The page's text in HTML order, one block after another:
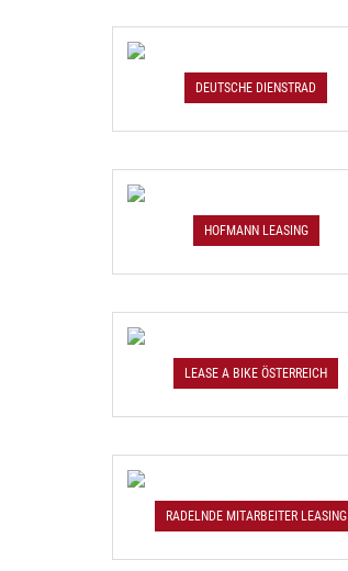
DEUTSCHE DIENSTRAD
HOFMANN LEASING
LEASE A BIKE ÖSTERREICH
RADELNDE MITARBEITER LEASING